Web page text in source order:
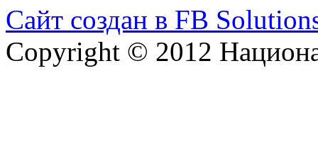
Сайт создан в FB
Copyright © 2012